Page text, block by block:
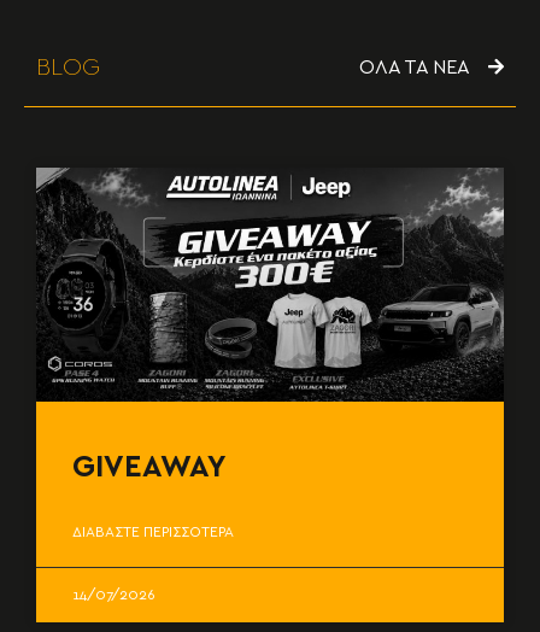
BLOG ΟΛΑ ΤΑ ΝΕΑ
GIVEAWAY
ΔΙΑΒΑΣΤΕ ΠΕΡΙΣΣΟΤΕΡΑ
14/07/2026